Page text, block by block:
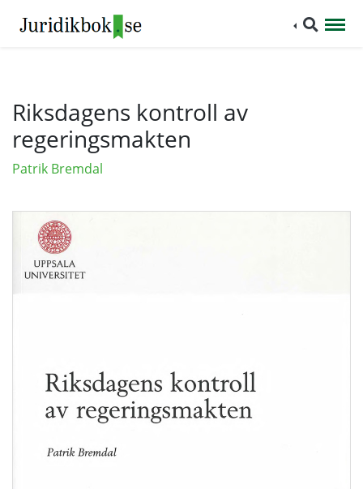
Riksdagens kontroll av
regeringsmakten
Patrik Bremdal